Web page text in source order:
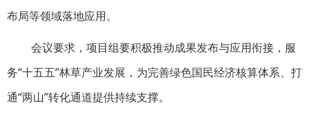
布局等领域落地应用。
会议要求，项目组要积极推动成果发布与应用衔接，服
务“十五五”林草产业发展，为完善绿色国民经济核算体系、打
通“两山”转化通道提供持续支撑。